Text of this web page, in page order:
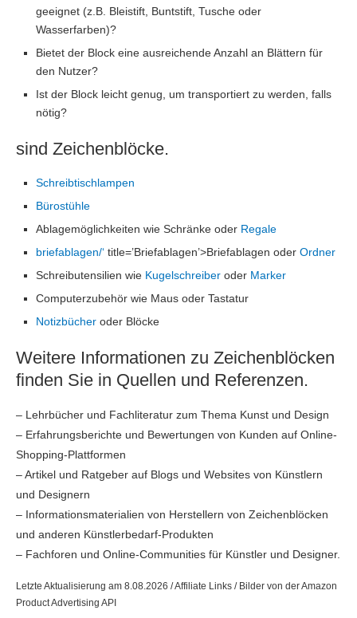
geeignet (z.B. Bleistift, Buntstift, Tusche oder
Wasserfarben)?
Bietet der Block eine ausreichende Anzahl an Blättern für
den Nutzer?
Ist der Block leicht genug, um transportiert zu werden, falls
nötig?
sind Zeichenblöcke.
Schreibtischlampen
Bürostühle
Ablagemöglichkeiten wie Schränke oder Regale
briefablagen/‘ title=’Briefablagen’>Briefablagen oder Ordner
Schreibutensilien wie Kugelschreiber oder Marker
Computerzubehör wie Maus oder Tastatur
Notizbücher oder Blöcke
Weitere Informationen zu Zeichenblöcken
finden Sie in Quellen und Referenzen.
– Lehrbücher und Fachliteratur zum Thema Kunst und Design
– Erfahrungsberichte und Bewertungen von Kunden auf Online-
Shopping-Plattformen
– Artikel und Ratgeber auf Blogs und Websites von Künstlern
und Designern
– Informationsmaterialien von Herstellern von Zeichenblöcken
und anderen Künstlerbedarf-Produkten
– Fachforen und Online-Communities für Künstler und Designer.
Letzte Aktualisierung am 8.08.2026 / Affiliate Links / Bilder von der Amazon
Product Advertising API